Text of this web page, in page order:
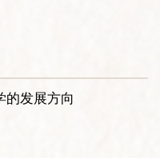
发展方向